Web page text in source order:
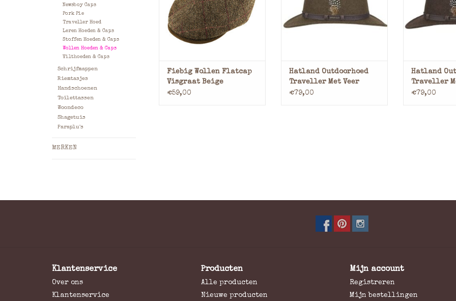
Newsboy Caps
Pork Pie
Traveller Hoed
Leren Hoeden & Caps
Stoffen Hoeden & Caps
Wollen Hoeden & Caps
Vilthoeden & Caps
Schrijfmappen
Riemtasjes
Handschoenen
Toilettassen
Woondeco
Shagetuis
Paraplu's
MERKEN
Tijdloze Elegantie met een
Authentieke Look
traditionele charme met
modern draagcomfort. Het
herkenbare visgraatpatroon
Fiebig Wollen Flatcap
Visgraat Beige
€59,00
wollen outdoorhoed voor
zowel heren als dames. Dit
model combineert een
TOEVOEGEN AAN WINKELWAGEN
Hatland Outdoorhoed
Traveller Met Veer
Olijfgroen
€79,00
wollen
zowel heren
model
TOEVOEGEN
Hatland
Traveller
Bruin
€79,00
Klantenservice
Over ons
Klantenservice
Producten
Alle producten
Nieuwe producten
Mijn account
Registreren
Mijn bestellingen